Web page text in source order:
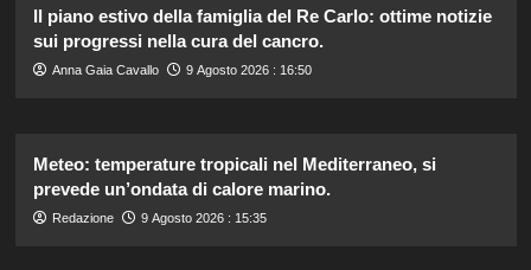
Il piano estivo della famiglia del Re Carlo: ottime notizie
sui progressi nella cura del cancro.
Anna Gaia Cavallo 9 Agosto 2026 : 16:50
Meteo: temperature tropicali nel Mediterraneo, si
prevede un’ondata di calore marino.
Redazione 9 Agosto 2026 : 15:35